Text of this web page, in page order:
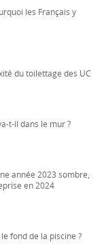
les Français y
du toilettage des UC
t-il dans le mur ?
année 2023 sombre,
en 2024
fond de la piscine ?